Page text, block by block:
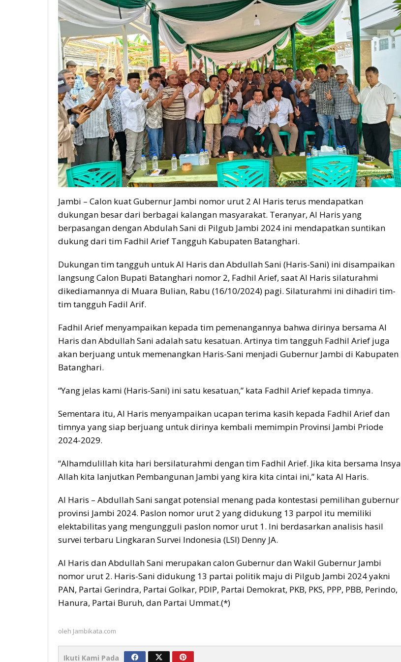
Jambi – Calon kuat Gubernur Jambi nomor urut 2 Al Haris terus mendapatkan
dukungan besar dari berbagai kalangan masyarakat. Teranyar, Al Haris yang
berpasangan dengan Abdulah Sani di Pilgub Jambi 2024 ini mendapatkan suntikan
dukung dari tim Fadhil Arief Tangguh Kabupaten Batanghari.
Dukungan tim tangguh untuk Al Haris dan Abdullah Sani (Haris-Sani) ini disampaikan
langsung Calon Bupati Batanghari nomor 2, Fadhil Arief, saat Al Haris silaturahmi
dikediamannya di Muara Bulian, Rabu (16/10/2024) pagi. Silaturahmi ini dihadiri tim-
tim tangguh Fadil Arif.
Fadhil Arief menyampaikan kepada tim pemenangannya bahwa dirinya bersama Al
Haris dan Abdullah Sani adalah satu kesatuan. Artinya tim tangguh Fadhil Arief juga
akan berjuang untuk memenangkan Haris-Sani menjadi Gubernur Jambi di Kabupaten
Batanghari.
“Yang jelas kami (Haris-Sani) ini satu kesatuan,” kata Fadhil Arief kepada timnya.
Sementara itu, Al Haris menyampaikan ucapan terima kasih kepada Fadhil Arief dan
timnya yang siap berjuang untuk dirinya kembali memimpin Provinsi Jambi Priode
2024-2029.
“Alhamdulillah kita hari bersilaturahmi dengan tim Fadhil Arief. Jika kita bersama Insya
Allah kita lanjutkan Pembangunan Jambi yang kira kita cintai ini,” kata Al Haris.
Al Haris – Abdullah Sani sangat potensial menang pada kontestasi pemilihan gubernur
provinsi Jambi 2024. Paslon nomor urut 2 yang didukung 13 parpol itu memiliki
elektabilitas yang mengungguli paslon nomor urut 1. Ini berdasarkan analisis hasil
survei terbaru Lingkaran Survei Indonesia (LSI) Denny JA.
Al Haris dan Abdullah Sani merupakan calon Gubernur dan Wakil Gubernur Jambi
nomor urut 2. Haris-Sani didukung 13 partai politik maju di Pilgub Jambi 2024 yakni
PAN, Partai Gerindra, Partai Golkar, PDIP, Partai Demokrat, PKB, PKS, PPP, PBB, Perindo,
Hanura, Partai Buruh, dan Partai Ummat.(*)
oleh Jambikata.com
Ikuti Kami Pada